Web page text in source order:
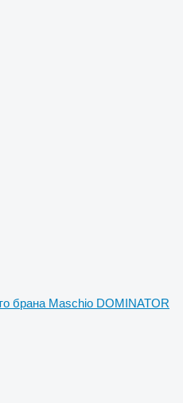
брана Maschio DOMINATOR